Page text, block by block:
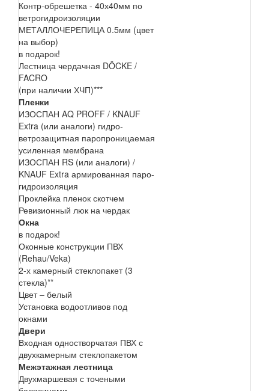
Контр-обрешетка - 40х40мм по
ветрогидроизоляции
МЕТАЛЛОЧЕРЕПИЦА 0.5мм (цвет
на выбор)
в подарок!
Лестница чердачная DÖCKE /
FACRO
(при наличии ХЧП)***
Пленки
ИЗОСПАН AQ PROFF / KNAUF
Extra (или аналоги) гидро-
ветрозащитная паропроницаемая
усиленная мембрана
ИЗОСПАН RS (или аналоги) /
KNAUF Extra армированная паро-
гидроизоляция
Проклейка пленок скотчем
Ревизионный люк на чердак
Окна
в подарок!
Оконные конструкции ПВХ
(Rehau/Veka)
2-х камерный стеклопакет (3
стекла)**
Цвет – белый
Установка водоотливов под
окнами
Двери
Входная одностворчатая ПВХ с
двухкамерным стеклопакетом
Межэтажная лестница
Двухмаршевая с точеными